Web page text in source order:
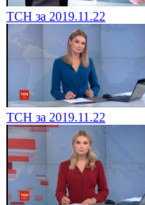
ТСН за 2019.11.22
ТСН за 2019.11.22